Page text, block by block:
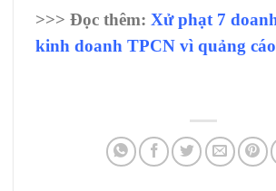
>>> Đọc thêm: Xử phạt 7
kinh doanh TPCN vì quảng